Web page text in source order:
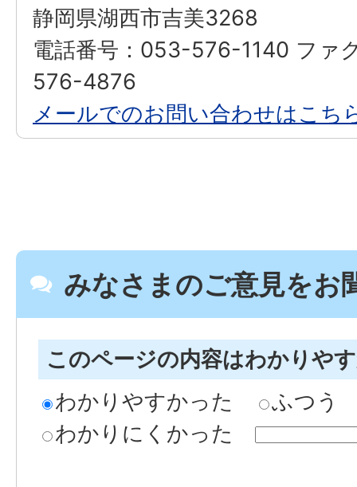
静岡県湖西市吉美3268
電話番号：053-576-1140 ファ
576-4876
メールでのお問い合わせはこち
みなさまのご意見をお
このページの内容はわかりや
わかりやすかった
ふつう
わかりにくかった